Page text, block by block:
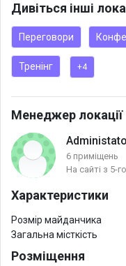
- Посадка до 40 місць
- Конференція,
святкування. - - - -
- Проєктор MAXELL MP-
екрана 16:9
- Медіаплеєр Ugoos AM6
- Презентер Logitech
Дивіться інші
Переговори
Тренінг +4
Менеджер локації
6 приміщень
На сайті з 5-
Характеристики
Розмір майданчика
Загальна місткість
Розміщення